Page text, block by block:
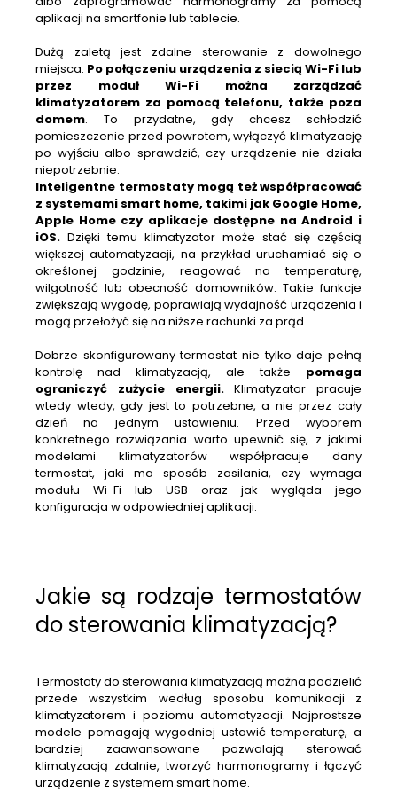
aplikacji na smartfonie lub tablecie.
Dużą zaletą jest zdalne sterowanie z dowolnego
miejsca. Po połączeniu urządzenia z siecią Wi-Fi lub
przez moduł Wi-Fi można zarządzać
klimatyzatorem za pomocą telefonu, także poza
domem. To przydatne, gdy chcesz schłodzić
pomieszczenie przed powrotem, wyłączyć klimatyzację
po wyjściu albo sprawdzić, czy urządzenie nie działa
niepotrzebnie.
Inteligentne termostaty mogą też współpracować
z systemami smart home, takimi jak Google Home,
Apple Home czy aplikacje dostępne na Android i
iOS. Dzięki temu klimatyzator może stać się częścią
większej automatyzacji, na przykład uruchamiać się o
określonej godzinie, reagować na temperaturę,
wilgotność lub obecność domowników. Takie funkcje
zwiększają wygodę, poprawiają wydajność urządzenia i
mogą przełożyć się na niższe rachunki za prąd.
Dobrze skonfigurowany termostat nie tylko daje pełną
kontrolę nad klimatyzacją, ale także pomaga
ograniczyć zużycie energii.Klimatyzator pracuje
wtedy wtedy, gdy jest to potrzebne, a nie przez cały
dzień na jednym ustawieniu. Przed wyborem
konkretnego rozwiązania warto upewnić się, z jakimi
modelami klimatyzatorów współpracuje dany
termostat, jaki ma sposób zasilania, czy wymaga
modułu Wi-Fi lub USB oraz jak wygląda jego
konfiguracja w odpowiedniej aplikacji.
Jakie są rodzaje termostatów
do sterowania klimatyzacją?
Termostaty do sterowania klimatyzacją można podzielić
przede wszystkim według sposobu komunikacji z
klimatyzatorem i poziomu automatyzacji. Najprostsze
modele pomagają wygodniej ustawić temperaturę, a
bardziej zaawansowane pozwalają sterować
klimatyzacją zdalnie, tworzyć harmonogramy i łączyć
urządzenie z systemem smart home.